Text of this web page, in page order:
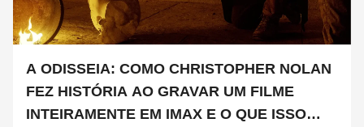
A ODISSEIA: COMO CHRISTOPHER NOLAN
FEZ HISTÓRIA AO GRAVAR UM FILME
INTEIRAMENTE EM IMAX E O QUE ISSO